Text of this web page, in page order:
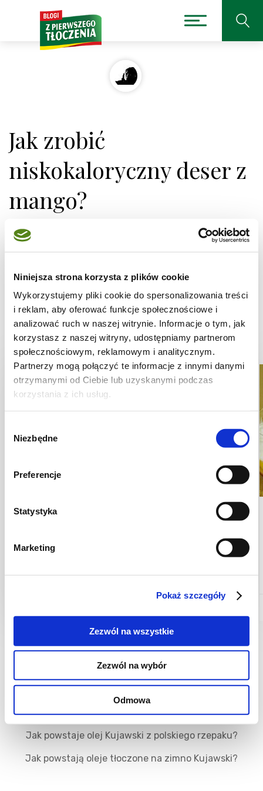
Niniejsza strona korzysta z plików cookie
Wykorzystujemy pliki cookie do spersonalizowania treści
i reklam, aby oferować funkcje społecznościowe i
analizować ruch w naszej witrynie. Informacje o tym, jak
korzystasz z naszej witryny, udostępniamy partnerom
społecznościowym, reklamowym i analitycznym.
Partnerzy mogą połączyć te informacje z innymi danymi
otrzymanymi od Ciebie lub uzyskanymi podczas
korzystania z ich usług.
zgody
Niezbędne
Preferencje
Statystyka
Marketing
Pokaż szczegóły
Zezwól na wszystkie
Zezwól na wybór
Odmowa
Jak zrobić
niskokaloryczny deser z
mango?
Żeby uczynić deser lżejszym należy użyć jogurtu
naturalnego, bo mango jest dość kaloryczne (ale jeśli
chcecie, można oczywiście użyć bitej śmietany).
Pochodzi z przepisu:Deser truskawkowo - kokosowy z mango
Przepisy, których może
dotyczyć porada
CIASTECZKA
notka!
35
Poznaj markę Kujawski
Jak powstaje olej Kujawski z polskiego rzepaku?
Jak powstają oleje tłoczone na zimno Kujawski?